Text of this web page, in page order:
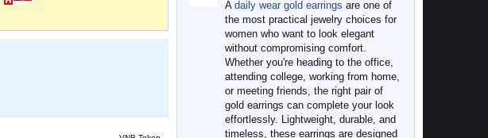
A daily wear gold earrings are one of
the most practical jewelry choices for
women who want to look elegant
without compromising comfort.
Whether you're heading to the office,
attending college, working from home,
or meeting friends, the right pair of
gold earrings can complete your look
effortlessly. Lightweight, durable, and
timeless, these earrings are designed